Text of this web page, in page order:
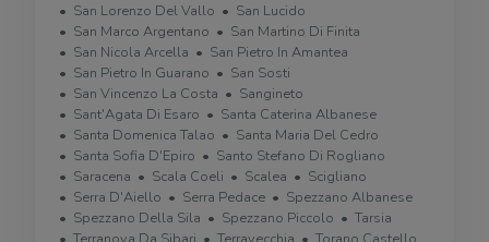
San Lorenzo Del Vallo
San Lucido
San Marco Argentano
San Martino Di Finita
San Nicola Arcella
San Pietro In Amantea
San Pietro In Guarano
San Sosti
San Vincenzo La Costa
Sangineto
Sant'Agata Di Esaro
Santa Caterina Albanese
Santa Domenica Talao
Santa Maria Del Cedro
Santa Sofia D'Epiro
Santo Stefano Di Rogliano
Saracena
Scala Coeli Scalea
Scigliano
Serra D'Aiello
Serra Pedace
Spezzano Albanese
Spezzano Della Sila
Spezzano Piccolo
Tarsia